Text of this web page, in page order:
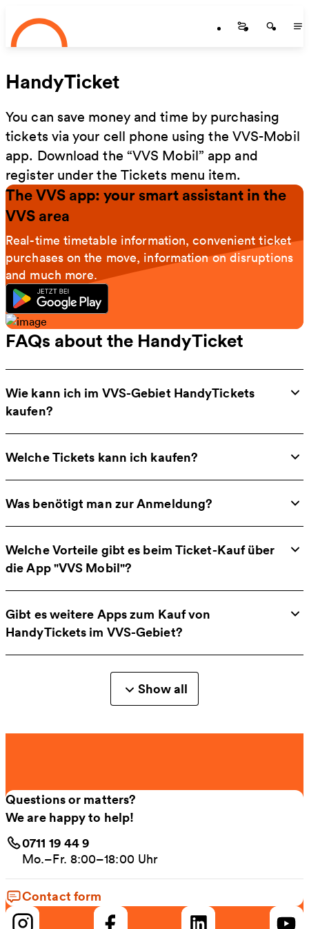
Skip to main content
Startseite
HandyTicket
You can save money and time by purchasing
tickets via your cell phone using the VVS-Mobil
app. Download the “VVS Mobil” app and
register under the Tickets menu item.
The VVS app: your smart assistant in the
VVS area
Real-time timetable information, convenient ticket
purchases on the move, information on disruptions
and much more.
FAQs about the HandyTicket
Wie kann ich im VVS-Gebiet HandyTickets
kaufen?
Welche Tickets kann ich kaufen?
Was benötigt man zur Anmeldung?
Welche Vorteile gibt es beim Ticket-Kauf über
die App "VVS Mobil"?
Gibt es weitere Apps zum Kauf von
HandyTickets im VVS-Gebiet?
Show all
Questions or matters?
We are happy to help!
0711 19 44 9
Mo.–Fr. 8:00–18:00 Uhr
Contact form